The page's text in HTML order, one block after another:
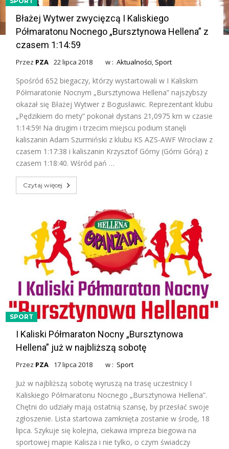
Błażej Wytwer zwycięzcą I Kaliskiego
Półmaratonu Nocnego „Bursztynowa Hellena” z
czasem 1:14:59
Przez PZA 22 lipca 2018 w :Aktualności, Sport
Spośród 652 biegaczy, którzy wystartowali w I Kaliskim
Półmaratonie Nocnym „Bursztynowa Hellena” najszybszy
okazał się Błażej Wytwer z Bogusławic. Reprezentant klubu
„Pędzikiem do mety” pokonał dystans 21,0975 km w czasie
1:14:59! Na drugim i trzecim miejscu podium stanęli
kaliszanin Adam Szurmiński z klubu KS AZS-AWF Wrocław z
czasem 1:17:38 i kaliszanin Krzysztof Górny (Górni Górą) z
czasem 1:18:40. Wśród pań …
Czytaj więcej
SPORT
I Kaliski Półmaraton Nocny „Bursztynowa
Hellena” już w najbliższą sobotę
Przez PZA 17 lipca 2018 w : Sport
Już w najbliższą sobotę wyruszą na trasę uczestnicy I
Kaliskiego Półmaratonu Nocnego „Bursztynowa Hellena”.
Chętni do udziały mają ostatnią szansę, by przesłać swoje
zgłoszenie. Lista startowa zamknięta zostanie w środę, 18
lipca. Szykuje się kolejna, ciekawa impreza biegowa na
sportowej mapie Kalisza i nie tylko, o czym świadczy